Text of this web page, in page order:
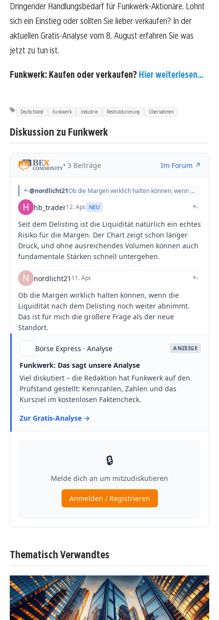
Dringender Handlungsbedarf für Funkwerk-Aktionäre. Lohnt
sich ein Einstieg oder sollten Sie lieber verkaufen? In der
aktuellen Gratis-Analyse vom 8. August erfahren Sie was
jetzt zu tun ist.
Funkwerk: Kaufen oder verkaufen? Hier weiterlesen...
Deutschland Funkwerk Industrie Restrukturierung Übernahmen
Diskussion zu Funkwerk
Thematisch Verwandtes